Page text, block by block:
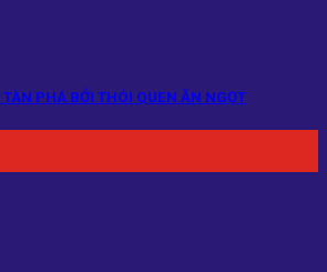
PHÁ BỞI THÓI QUEN ĂN NGỌT